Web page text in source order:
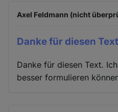
Axel Feldmann (nicht
Danke für diesen
Danke für diesen Text.
besser formulieren